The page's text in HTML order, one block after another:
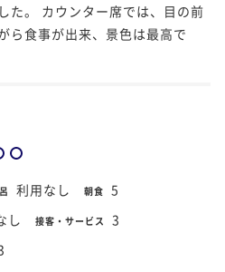
た。 カウンター席では、目の前
ら食事が出来、景色は最高で
利用なし 朝食 5
し 接客・サービス 3